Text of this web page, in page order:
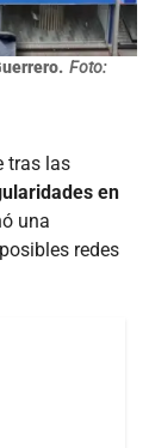
Foto:
tras las
en
una
redes